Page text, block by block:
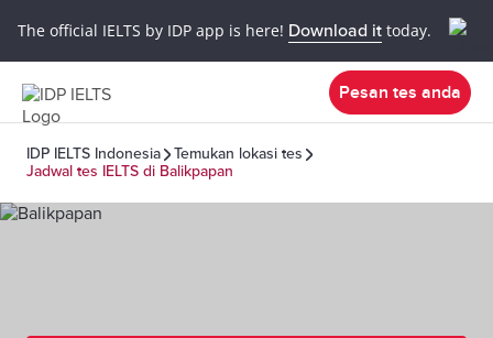
The official IELTS by IDP app is here! Download it today.
Pesan tes anda
IDP IELTS Indonesia
Temukan lokasi tes
Jadwal tes IELTS di Balikpapan